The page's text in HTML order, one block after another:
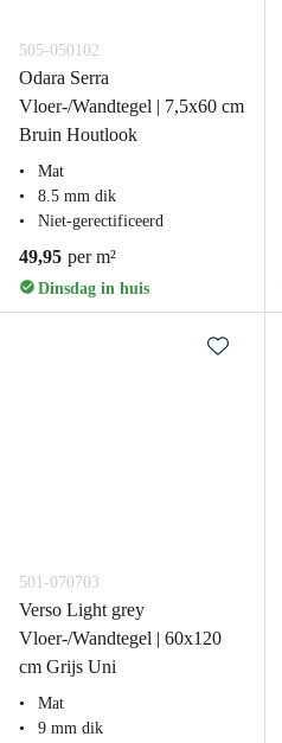
505-050102
Odara Serra
Vloer-/Wandtegel | 7,5x60 cm
Bruin Houtlook
Mat
8.5 mm dik
Niet-gerectificeerd
49,95 per m²
Dinsdag in huis
501-070703
Verso Light grey
Vloer-/Wandtegel | 60x120
cm Grijs Uni
Mat
9 mm dik